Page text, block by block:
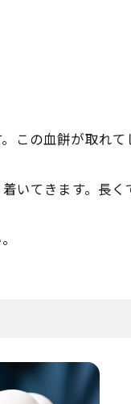
この血餅が取れて
いてきます。長